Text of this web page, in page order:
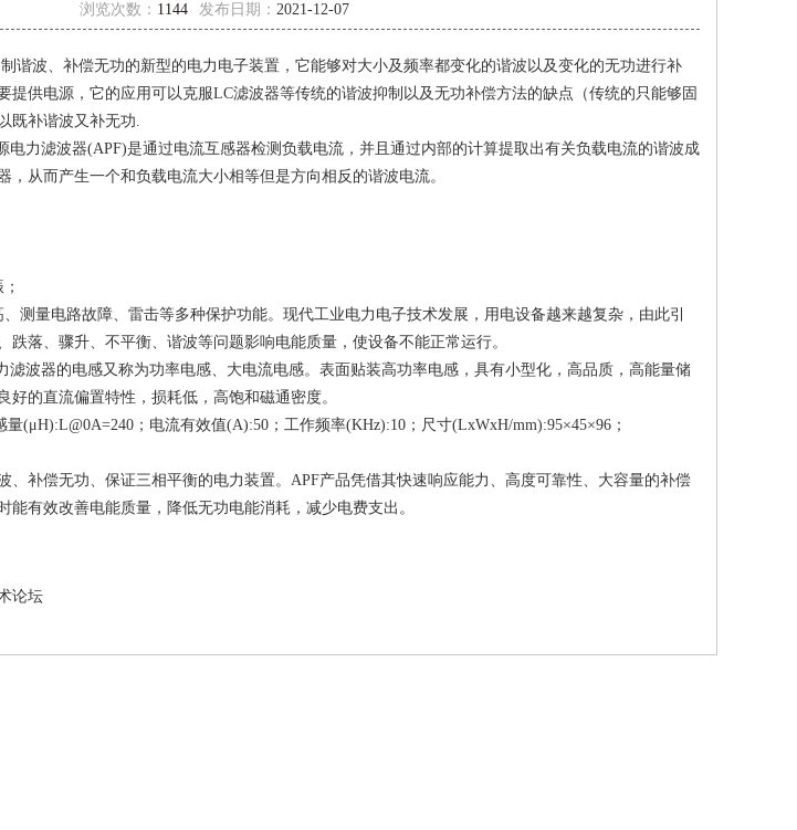
浏览次数： 1144 发布日期： 2021-12-07
谐波、补偿无功的新型的电力电子装置，它能够对大小及频率都变化的谐波以及变化的无功进行补
提供电源，它的应用可以克服LC滤波器等传统的谐波抑制以及无功补偿方法的缺点（传统的只能够固
既补谐波又补无功.
力滤波器(APF)是通过电流互感器检测负载电流，并且通过内部的计算提取出有关负载电流的谐波成
从而产生一个和负载电流大小相等但是方向相反的谐波电流。
量电路故障、雷击等多种保护功能。现代工业电力电子技术发展，用电设备越来越复杂，由此引
落、骤升、不平衡、谐波等问题影响电能质量，使设备不能正常运行。
波器的电感又称为功率电感、大电流电感。表面贴装高功率电感，具有小型化，高品质，高能量储
的直流偏置特性，损耗低，高饱和磁通密度。
；电流有效值(A):50；工作频率(KHz):10；尺寸(LxWxH/mm):95×45×96；
补偿无功、保证三相平衡的电力装置。APF产品凭借其快速响应能力、高度可靠性、大容量的补偿
有效改善电能质量，降低无功电能消耗，减少电费支出。
论坛